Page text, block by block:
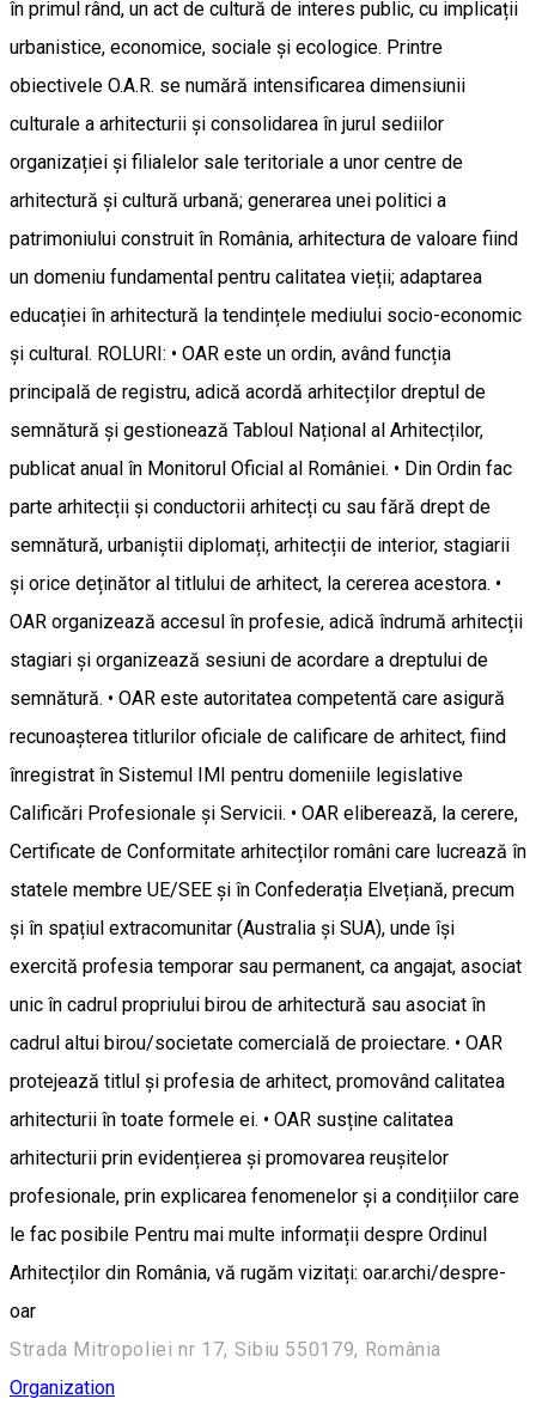
în primul rând, un act de cultură de interes public, cu implicații
urbanistice, economice, sociale și ecologice. Printre
obiectivele O.A.R. se numără intensificarea dimensiunii
culturale a arhitecturii și consolidarea în jurul sediilor
organizației și filialelor sale teritoriale a unor centre de
arhitectură și cultură urbană; generarea unei politici a
patrimoniului construit în România, arhitectura de valoare fiind
un domeniu fundamental pentru calitatea vieții; adaptarea
educației în arhitectură la tendințele mediului socio-economic
și cultural. ROLURI: • OAR este un ordin, având funcția
principală de registru, adică acordă arhitecților dreptul de
semnătură și gestionează Tabloul Național al Arhitecților,
publicat anual în Monitorul Oficial al României. • Din Ordin fac
parte arhitecții și conductorii arhitecți cu sau fără drept de
semnătură, urbaniștii diplomați, arhitecții de interior, stagiarii
și orice deținător al titlului de arhitect, la cererea acestora. •
OAR organizează accesul în profesie, adică îndrumă arhitecții
stagiari și organizează sesiuni de acordare a dreptului de
semnătură. • OAR este autoritatea competentă care asigură
recunoașterea titlurilor oficiale de calificare de arhitect, fiind
înregistrat în Sistemul IMI pentru domeniile legislative
Calificări Profesionale și Servicii. • OAR eliberează, la cerere,
Certificate de Conformitate arhitecților români care lucrează în
statele membre UE/SEE și în Confederația Elvețiană, precum
și în spațiul extracomunitar (Australia și SUA), unde își
exercită profesia temporar sau permanent, ca angajat, asociat
unic în cadrul propriului birou de arhitectură sau asociat în
cadrul altui birou/societate comercială de proiectare. • OAR
protejează titlul și profesia de arhitect, promovând calitatea
arhitecturii în toate formele ei. • OAR susține calitatea
arhitecturii prin evidențierea și promovarea reușitelor
profesionale, prin explicarea fenomenelor și a condițiilor care
le fac posibile Pentru mai multe informații despre Ordinul
Arhitecților din România, vă rugăm vizitați: oar.archi/despre-
oar
Strada Mitropoliei nr 17, Sibiu 550179, România
Organization